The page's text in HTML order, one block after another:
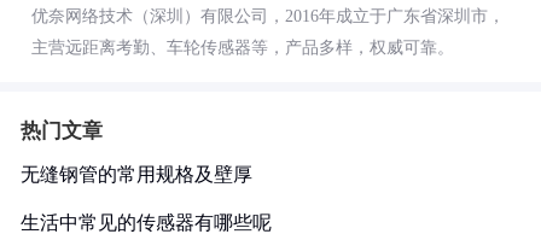
优奈网络技术（深圳）有限公司，2016年成立于广东省深圳市，
主营远距离考勤、车轮传感器等，产品多样，权威可靠。
热门文章
无缝钢管的常用规格及壁厚
生活中常见的传感器有哪些呢